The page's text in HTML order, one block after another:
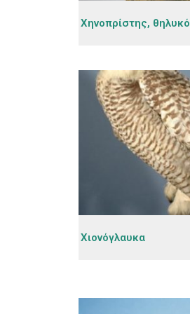
Χηνοπρίστης, θηλυκό
Χιονόγλαυκα